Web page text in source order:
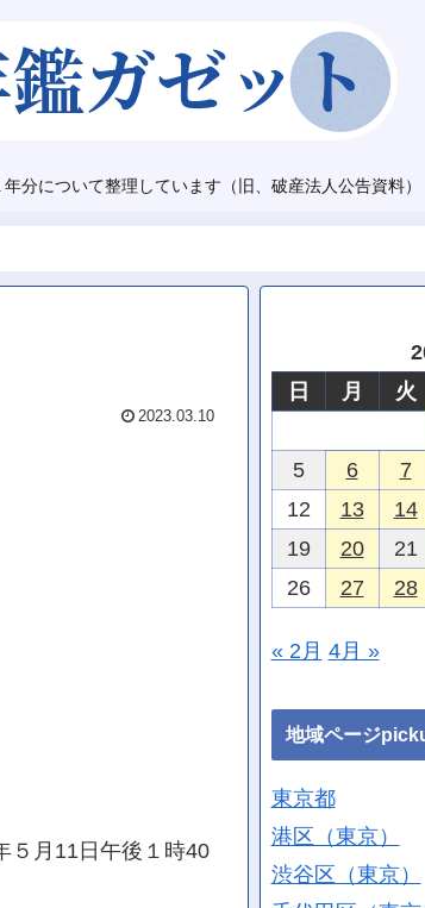
分について整理しています（旧、破産法人公告資料）
2023.03.10
月11日午後１時40
日
月 火
5
6 7
12
13 14
19
20 21
26
27 28
« 2月 4月 »
地域ページ
東京都
港区（東京）
渋谷区（東京）